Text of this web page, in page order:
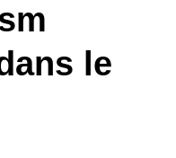
le